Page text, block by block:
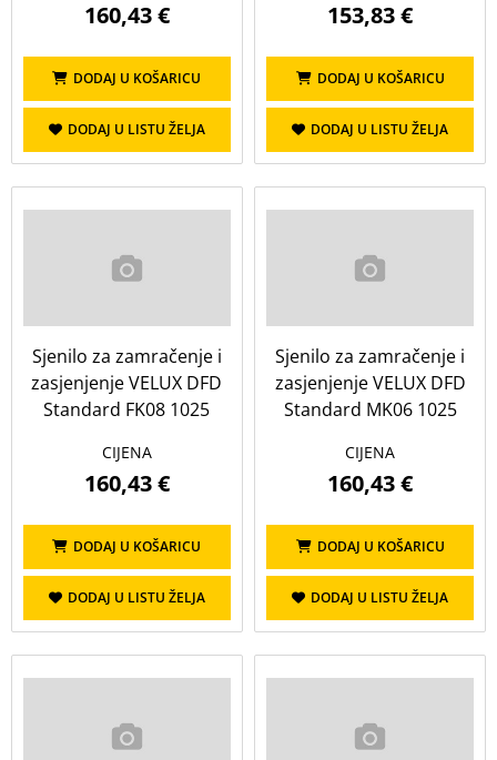
160,43 €
DODAJ U KOŠARICU
DODAJ U LISTU ŽELJA
153,83 €
DODAJ U KOŠARICU
DODAJ U LISTU ŽELJA
Sjenilo za zamračenje i
zasjenjenje VELUX DFD
Standard FK08 1025
CIJENA
160,43 €
DODAJ U KOŠARICU
DODAJ U LISTU ŽELJA
Sjenilo za zamračenje i
zasjenjenje VELUX DFD
Standard MK06 1025
CIJENA
160,43 €
DODAJ U KOŠARICU
DODAJ U LISTU ŽELJA